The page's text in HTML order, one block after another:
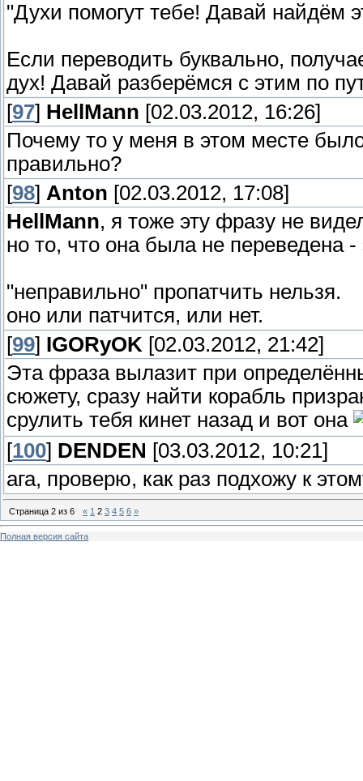
"Духи помогут тебе! Давай найдём
Если переводить буквально,
дух! Давай разберёмся с этим по
[97] HellMann [02.03.2012, 16:26]
Почему то у меня в этом месте
правильно?
[98] Anton [02.03.2012, 17:08]
HellMann, я тоже эту фразу не
но то, что она была не переведена -
"неправильно" пропатчить нельзя.
оно или патчится, или нет.
[99] IGORyOK [02.03.2012, 21:42]
Эта фраза вылазит при
сюжету, сразу найти корабль
срулить тебя кинет назад и вот она
[100] DENDEN [03.03.2012, 10:21]
ага, проверю, как раз подхожу к
Страница 2 из 6 « 1 2 3 4 5 6 »
Полная версия сайта